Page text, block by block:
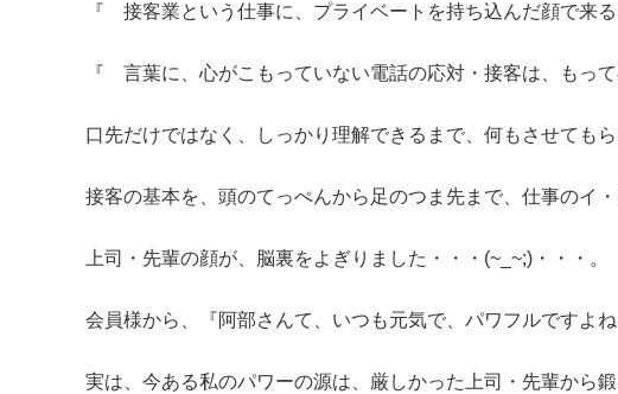
『 接客業という仕事に、プライベートを持ち込んだ顔で来
『 言葉に、心がこもっていない電話の応対・接客は、もって
口先だけではなく、しっかり理解できるまで、何もさせてもら
接客の基本を、頭のてっぺんから足のつま先まで、仕事のイ
上司・先輩の顔が、脳裏をよぎりました・・・(~_~;)・・・。
会員様から、『阿部さんて、いつも元気で、パワフルですよ
実は、今ある私のパワーの源は、厳しかった上司・先輩から